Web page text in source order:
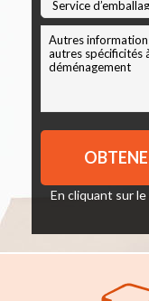
En cliquant sur